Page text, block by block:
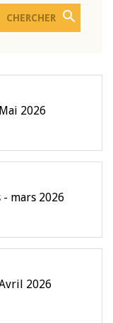
2026
mars 2026
2026